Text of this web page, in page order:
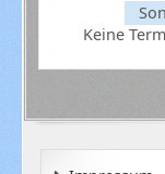
Keine